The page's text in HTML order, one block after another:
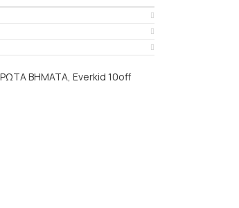
ΒΗΜΑΤΑ, Everkid 10off